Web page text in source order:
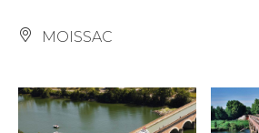
MOISSAC